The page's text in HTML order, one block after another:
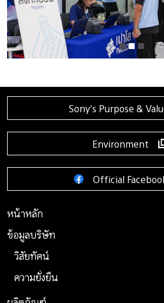
Sony's Purpose &
Environment
Official
หน้าหลัก
ข้อมูลบริษัท
วิสัยทัศน์
ความยั่งยืน